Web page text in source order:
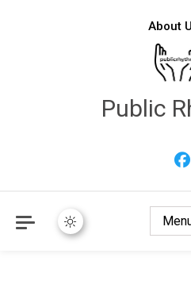
About
Public